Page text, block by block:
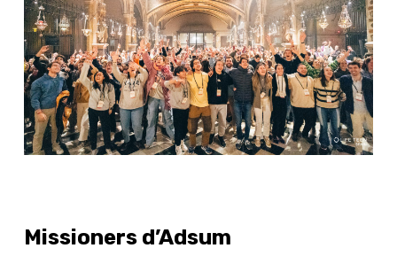
Missioners d’Adsum